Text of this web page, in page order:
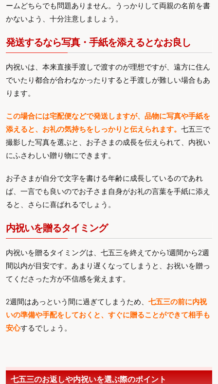
ームどちらでも問題ありません。うっかりして両親の名前を書
かないよう、十分注意しましょう。
発送するなら写真・手紙を添えるとなお良し
内祝いは、本来直接手渡しで渡すのが理想ですが、遠方に住ん
でいたり都合が合わなかったりすると手渡しが難しい場合もあ
ります。
この場合には宅配便などで発送しますが、品物に写真や手紙を
添えると、お礼の気持ちをしっかりと伝えられます。 七五三で
撮影した写真を選ぶと、お子さまの成長を伝えられて、内祝い
にふさわしい贈り物にできます。
お子さまが自分で文字を書ける年齢に成長しているのであれ
ば、一言でも良いのでお子さま自身がお礼の言葉を手紙に添え
ると、さらに喜ばれるでしょう。
内祝いを贈るタイミング
内祝いを贈るタイミングは、七五三を終えてから1週間から2週
間以内が目安です。あまり遅くなってしまうと、お祝いを贈っ
てくださった方が不信感を覚えます。
2週間はあっという間に過ぎてしまうため、 七五三の前に内祝
いの準備や手配をしておくと、すぐに贈ることができて相手も
安心するでしょう。
七五三のお返しや内祝いを選ぶ際のポイント